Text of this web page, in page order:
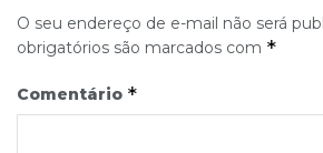
O seu endereço de e-mail não será
obrigatórios são marcados com *
Comentário *